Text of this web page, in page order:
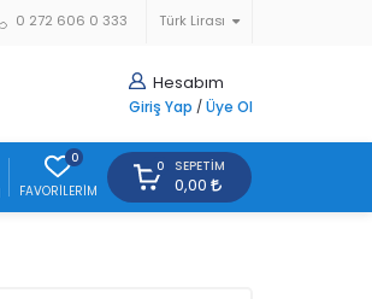
Türk Lirası
0 272 606 0 333
Hesabım
Giriş Yap / Üye Ol
0
FAVORILERIM
0 SEPETIM
0,00